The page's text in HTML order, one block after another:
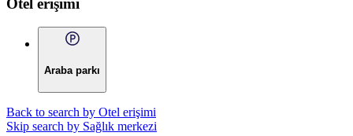
Araba parkı
Back to search by Otel erişimi
Skip search by Sağlık merkezi